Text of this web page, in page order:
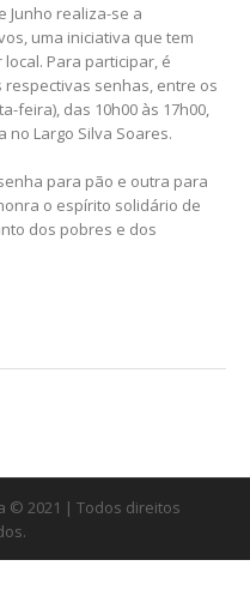
Junho realiza-se a
uma iniciativa que tem
Para participar, é
senhas, entre os
feira), das 10h00 às 17h00,
no Largo Silva Soares.
para pão e outra para
o espírito solidário de
dos pobres e dos
© 2021 | Todos direitos